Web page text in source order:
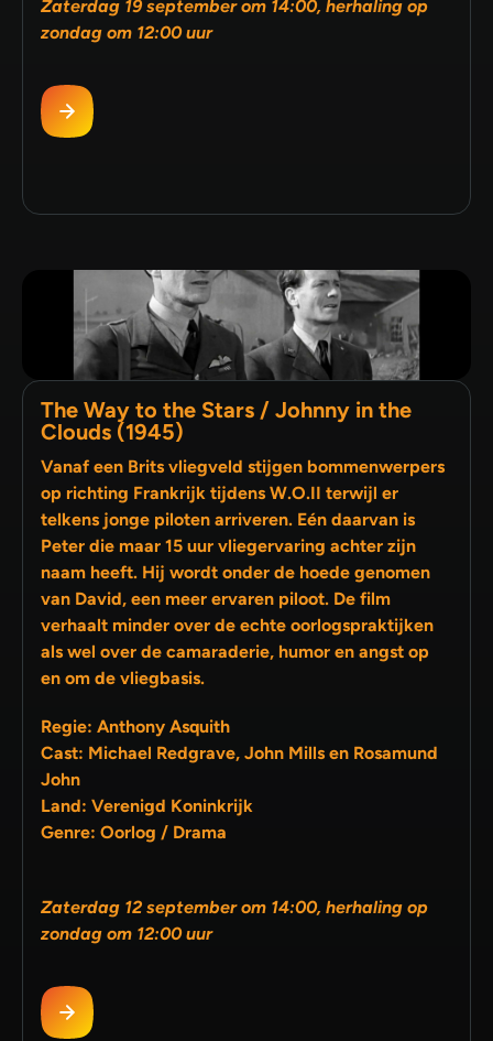
Zaterdag 19 september om 14:00, herhaling op
zondag om 12:00 uur
The Way to the Stars / Johnny in the
Clouds (1945)
Vanaf een Brits vliegveld stijgen bommenwerpers
op richting Frankrijk tijdens W.O.II terwijl er
telkens jonge piloten arriveren. Eén daarvan is
Peter die maar 15 uur vliegervaring achter zijn
naam heeft. Hij wordt onder de hoede genomen
van David, een meer ervaren piloot. De film
verhaalt minder over de echte oorlogspraktijken
als wel over de camaraderie, humor en angst op
en om de vliegbasis.
Regie: Anthony Asquith
Cast: Michael Redgrave, John Mills en Rosamund
John
Land: Verenigd Koninkrijk
Genre: Oorlog / Drama
Zaterdag 12 september om 14:00, herhaling op
zondag om 12:00 uur